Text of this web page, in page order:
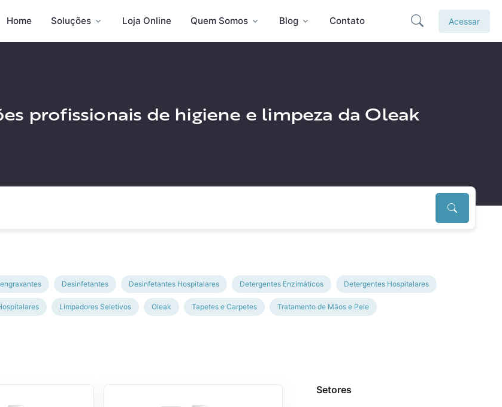
Home Soluções Loja Online Quem Somos Blog Contato Acessar
profissionais de higiene e limpeza da Oleak
Desinfetantes Desinfetantes Hospitalares Detergentes Enzimáticos Detergentes Hospitalares
Limpadores Seletivos Oleak Tapetes e Carpetes Tratamento de Mãos e Pele
Setores